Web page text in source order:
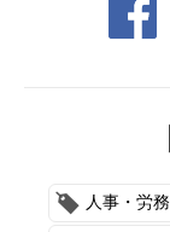
人事・労務